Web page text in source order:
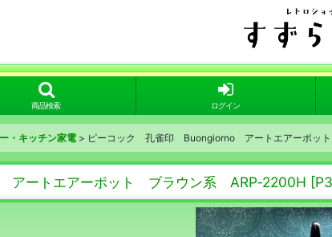
商品検索 ログイン
・キッチン家電 > ピーコック 孔雀印 Buongiorno アートエアーポッ
ートエアーポット ブラウン系 ARP‐2200H [